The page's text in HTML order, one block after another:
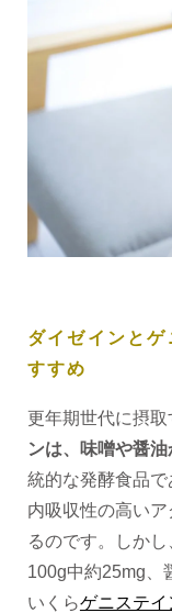
ダイゼインと
すすめ
更年期世代に摂取
ンは、味噌や醤
統的な発酵食品
内吸収性の高い
るのです。しかし
100g中約25mg、
いくらゲニステイ